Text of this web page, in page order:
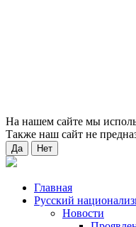
На нашем сайте мы
Также наш сайт не
Да Нет
Главная
Русский
Новости